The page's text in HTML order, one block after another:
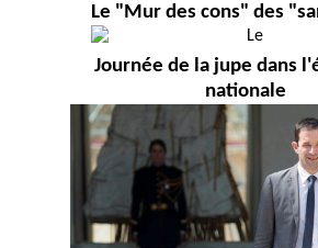
Le "Mur des cons" des
Journée de la jupe dans
nationale